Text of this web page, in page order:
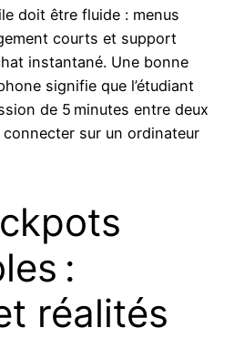
doit être fluide : menus
courts et support
instantané. Une bonne
signifie que l’étudiant
de 5 minutes entre deux
sur un ordinateur
:
réalités